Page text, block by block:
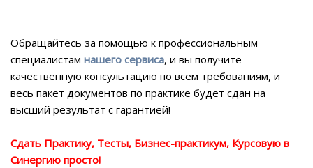
Обращайтесь за помощью к профессиональным
специалистам нашего сервиса, и вы получите
качественную консультацию по всем требованиям, и
весь пакет документов по практике будет сдан на
высший результат с гарантией!
Сдать Практику, Тесты, Бизнес-практикум, Курсовую в
Синергию просто!